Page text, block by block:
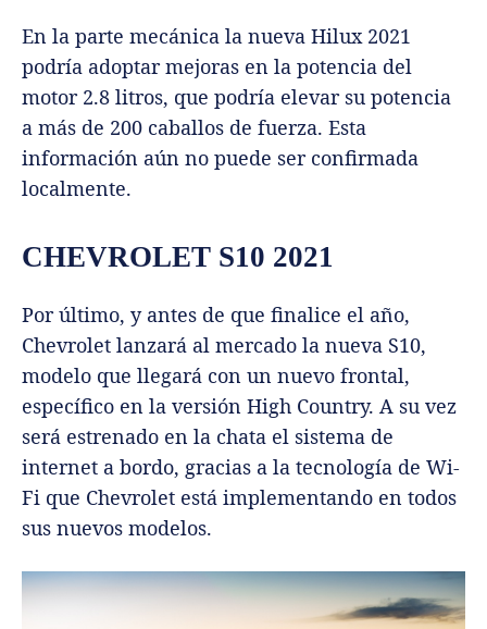
En la parte mecánica la nueva Hilux 2021
podría adoptar mejoras en la potencia del
motor 2.8 litros, que podría elevar su potencia
a más de 200 caballos de fuerza. Esta
información aún no puede ser confirmada
localmente.
CHEVROLET S10 2021
Por último, y antes de que finalice el año,
Chevrolet lanzará al mercado la nueva S10,
modelo que llegará con un nuevo frontal,
específico en la versión High Country. A su vez
será estrenado en la chata el sistema de
internet a bordo, gracias a la tecnología de Wi-
Fi que Chevrolet está implementando en todos
sus nuevos modelos.